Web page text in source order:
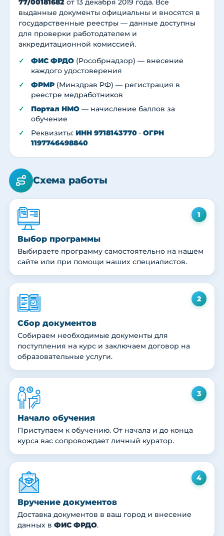
77/00181682 от 13 декабря 2019 года. Все
выданные документы официальны и вносятся в
государственные реестры — данные доступны
для проверки работодателем и
аккредитационной комиссией.
ФИС ФРДО (Рособрнадзор) — внесение
каждого удостоверения
ФРМР (Минздрав РФ) — регистрация в
реестре медработников
Портал НМО — начисление баллов за
обучение
Реквизиты: ИНН 9718143770 · ОГРН
1197746498840
Схема работы
1
Выбор программы
Выбираете программу самостоятельно на нашем
сайте или при помощи наших специалистов.
2
Сбор документов
Собираем необходимые документы для
поступления на курс и заключаем договор на
образовательные услуги.
3
Начало обучения
Приступаем к обучению. От начала и до конца
курса вас сопровождает личный куратор.
4
Вручение документов
Доставка документов в ваш город и внесение
данных в ФИС ФРДО.